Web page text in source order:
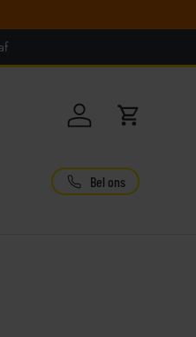
Inloggen
Bel ons